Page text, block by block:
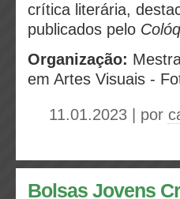
crítica literária,
publicados pelo
Organização:
em Artes Visuais -
11.01.2023 | por
Bolsas Jovens